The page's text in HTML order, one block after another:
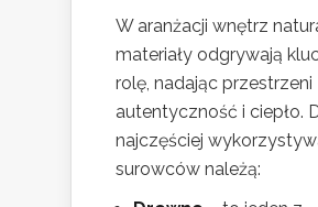
W aranżacji wnętrz
materiały odgrywają
rolę, nadając przestrzeni
autentyczność i ciepło.
najczęściej
surowców należą: